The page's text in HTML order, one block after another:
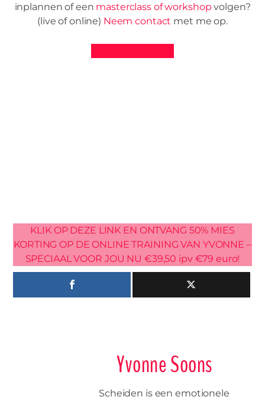
inplannen of een masterclass of workshop volgen?
(live of online) Neem contact met me op.
KLIK OP DEZE LINK EN ONTVANG 50% MIES
KORTING OP DE ONLINE TRAINING VAN YVONNE –
SPECIAAL VOOR JOU NU €39,50 ipv €79 euro!
Yvonne Soons
Scheiden is een emotionele